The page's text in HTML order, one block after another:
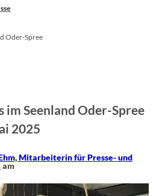
Oder-Spree
Seenland Oder-Spree
2025
Mitarbeiterin für Presse- und
am